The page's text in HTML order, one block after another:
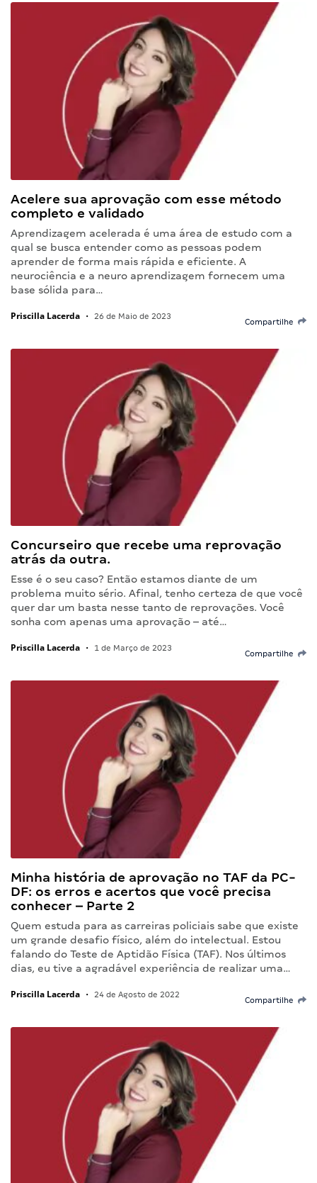
Acelere sua aprovação com esse método
completo e validado
Aprendizagem acelerada é uma área de estudo com a
qual se busca entender como as pessoas podem
aprender de forma mais rápida e eficiente. A
neurociência e a neuro aprendizagem fornecem uma
base sólida para…
Priscilla Lacerda • 26 de Maio de 2023
Compartilhe
Concurseiro que recebe uma reprovação
atrás da outra.
Esse é o seu caso? Então estamos diante de um
problema muito sério. Afinal, tenho certeza de que você
quer dar um basta nesse tanto de reprovações. Você
sonha com apenas uma aprovação – até…
Priscilla Lacerda • 1 de Março de 2023
Compartilhe
Minha história de aprovação no TAF da PC-
DF: os erros e acertos que você precisa
conhecer – Parte 2
Quem estuda para as carreiras policiais sabe que existe
um grande desafio físico, além do intelectual. Estou
falando do Teste de Aptidão Física (TAF). Nos últimos
dias, eu tive a agradável experiência de realizar uma…
Priscilla Lacerda • 24 de Agosto de 2022
Compartilhe